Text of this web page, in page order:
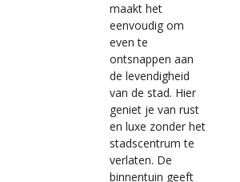
maakt het
eenvoudig om
even te
ontsnappen aan
de levendigheid
van de stad. Hier
geniet je van rust
en luxe zonder het
stadscentrum te
verlaten. De
binnentuin geeft